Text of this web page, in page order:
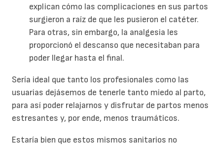
explican cómo las complicaciones en sus partos
surgieron a raíz de que les pusieron el catéter.
Para otras, sin embargo, la analgesia les
proporcionó el descanso que necesitaban para
poder llegar hasta el final.
Sería ideal que tanto los profesionales como las
usuarias dejásemos de tenerle tanto miedo al parto,
para así poder relajarnos y disfrutar de partos menos
estresantes y, por ende, menos traumáticos.
Estaría bien que estos mismos sanitarios no